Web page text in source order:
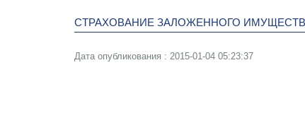
СТРАХОВАНИЕ ЗАЛОЖЕННОГО
Дата опубликования : 2015-01-04 05:23:37